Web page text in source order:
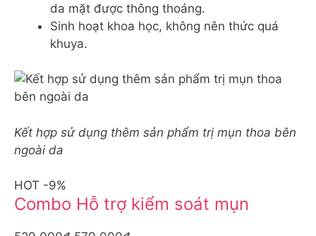
da mặt được thông thoáng.
Sinh hoạt khoa học, không nên thức quá
khuya.
Kết hợp sử dụng thêm sản phẩm trị mụn thoa bên
ngoài da
HOT -9%
Combo Hỗ trợ kiểm soát mụn